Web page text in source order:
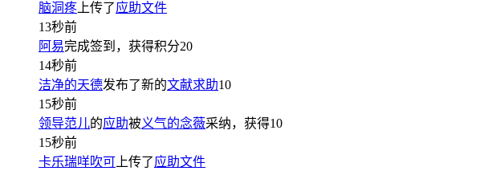
脑洞疼 上传了应助文件
13秒前
阿易完成签到，获得积分20
14秒前
洁净的天德发布了新的文献求助10
15秒前
领导范儿的应助被义气的念薇采纳，获得10
15秒前
卡乐瑞咩吹可 上传了应助文件